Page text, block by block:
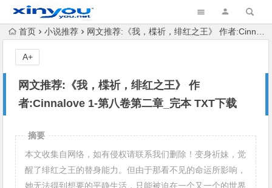
首页 小说推荐 网文推荐:《我，楪祈，绯红之王》 作者:Cinnalove 1-第八卷第二章_完本 TXT下载
网文推荐:《我，楪祈，绯红之王》 作
者:Cinnalove 1-第八卷第二章_完本 TXT下载
A+
摘要
本文收集自网络，如有侵权请联系我们删除！变身祈妹，觉
醒了绯红之王的替身能力。但由于那看不见的命运所影响，
她无法得到想要的平静生活，只能被迫在一个又一个的世界